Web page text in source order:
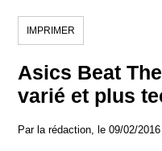
IMPRIMER
Asics Beat
varié et plus
Par la rédaction, le 09/02/2016